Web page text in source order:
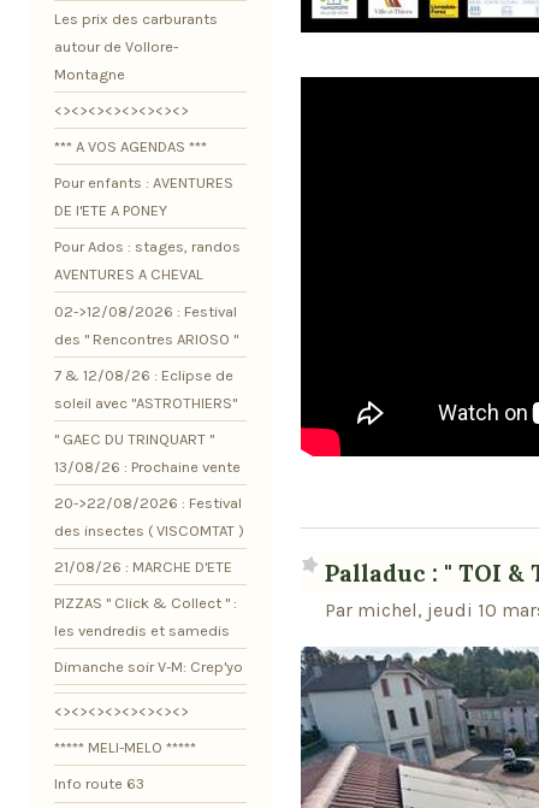
Palladuc : " TOI &
Par michel, jeudi 10
Les prix des carburants
autour de Vollore-
Montagne
<><><><><><><><>
*** A VOS AGENDAS ***
Pour enfants : AVENTURES
DE l'ETE A PONEY
Pour Ados : stages, randos
AVENTURES A CHEVAL
02->12/08/2026 : Festival
des " Rencontres ARIOSO "
7 & 12/08/26 : Eclipse de
soleil avec "ASTROTHIERS"
" GAEC DU TRINQUART "
13/08/26 : Prochaine vente
20->22/08/2026 : Festival
des insectes ( VISCOMTAT )
21/08/26 : MARCHE D'ETE
PIZZAS " Click & Collect " :
les vendredis et samedis
Dimanche soir V-M: Crep'yo
<><><><><><><><>
***** MELI-MELO *****
Info route 63